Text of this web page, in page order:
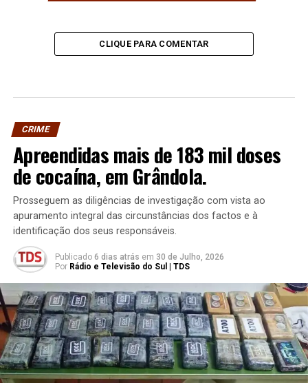
CLIQUE PARA COMENTAR
CRIME
Apreendidas mais de 183 mil doses
de cocaína, em Grândola.
Prosseguem as diligências de investigação com vista ao
apuramento integral das circunstâncias dos factos e à
identificação dos seus responsáveis.
Publicado 6 dias atrás em 30 de Julho, 2026
Por Rádio e Televisão do Sul | TDS